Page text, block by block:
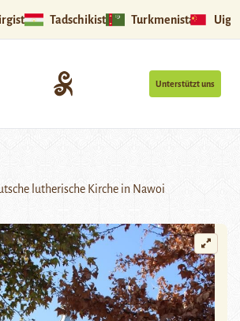
Tadschikistan Turkmenistan
Unterstützt uns
lutherische Kirche in Nawoi